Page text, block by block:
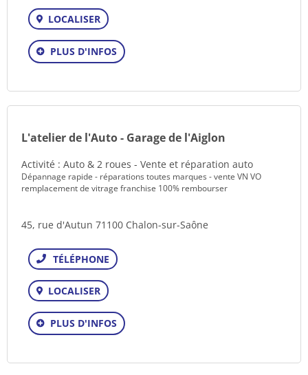
LOCALISER
PLUS D'INFOS
L'atelier de l'Auto - Garage de l'Aiglon
Activité : Auto & 2 roues - Vente et réparation auto
Dépannage rapide - réparations toutes marques - vente VN VO
remplacement de vitrage franchise 100% rembourser
45, rue d'Autun 71100 Chalon-sur-Saône
Téléphone
LOCALISER
PLUS D'INFOS